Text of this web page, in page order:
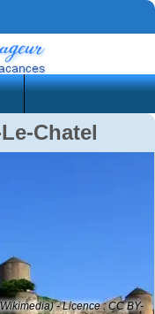
Chatel
- Licence : CC BY-